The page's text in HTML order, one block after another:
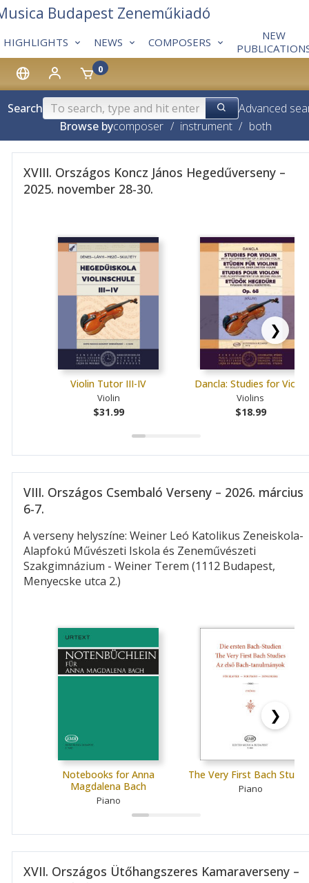
0
HIGHLIGHTS NEWS COMPOSERS
NEW
Budapest Zeneműkiadó
Search
Advanced
Browse bycomposer / instrument / both
XVIII. Országos Koncz János Hegedűverseny –
2025. november 28-30.
Violin Tutor III-IV
Violin
$31.99
Dancla: Studies for Violin
Violins
$18.99
❯
VIII. Országos Csembaló Verseny – 2026. március
6-7.
A verseny helyszíne: Weiner Leó Katolikus Zeneiskola-
Alapfokú Művészeti Iskola és Zeneművészeti
Szakgimnázium - Weiner Terem (1112 Budapest,
Menyecske utca 2.)
Notebooks for Anna
Magdalena Bach
Piano
The Very First Bach
Piano
❯
XVII. Országos Ütőhangszeres Kamaraverseny –